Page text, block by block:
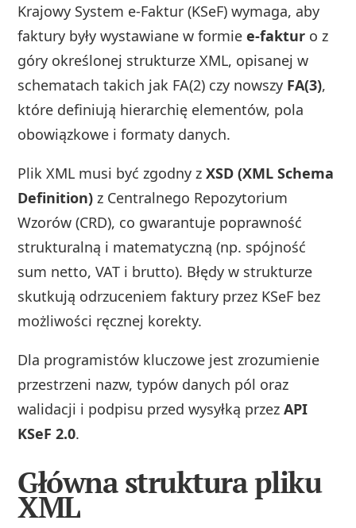
Krajowy System e-Faktur (KSeF) wymaga, aby
faktury były wystawiane w formiee-faktur o z
góry określonej strukturze XML, opisanej w
schematach takich jak FA(2) czy nowszy FA(3),
które definiują hierarchię elementów, pola
obowiązkowe i formaty danych.
Plik XML musi być zgodny zXSD (XML Schema
Definition) z Centralnego Repozytorium
Wzorów (CRD), co gwarantuje poprawność
strukturalną i matematyczną (np. spójność
sum netto, VAT i brutto). Błędy w strukturze
skutkują odrzuceniem faktury przez KSeF bez
możliwości ręcznej korekty.
Dla programistów kluczowe jest zrozumienie
przestrzeni nazw, typów danych pól oraz
walidacji i podpisu przed wysyłką przezAPI
KSeF 2.0.
Główna struktura pliku
XML